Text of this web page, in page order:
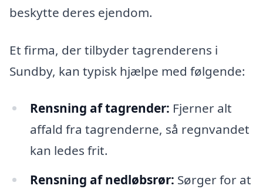
beskytte deres ejendom.
Et firma, der tilbyder tagrenderens i
Sundby, kan typisk hjælpe med følgende:
Rensning af tagrender: Fjerner alt
affald fra tagrenderne, så regnvandet
kan ledes frit.
Rensning af nedløbsrør: Sørger for at